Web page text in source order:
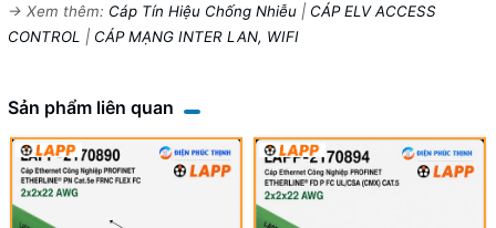
→ Xem thêm: Cáp Tín Hiệu Chống Nhiễu | CÁP ELV ACCESS
CONTROL | CÁP MẠNG INTER LAN, WIFI
Sản phẩm liên quan